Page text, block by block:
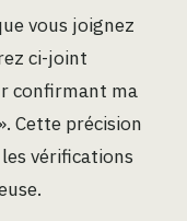
vous joignez
ci-joint
confirmant ma
Cette précision
vérifications